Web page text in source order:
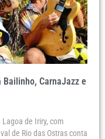
CarnaJazz e
de Iriry, com
de Rio das Ostras conta